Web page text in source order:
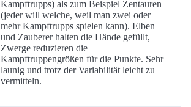
Kampftrupps) als zum Beispiel Zentauren
(jeder will welche, weil man zwei oder
mehr Kampftrupps spielen kann). Elben
und Zauberer halten die Hände gefüllt,
Zwerge reduzieren die
Kampftruppengrößen für die Punkte. Sehr
launig und trotz der Variabilität leicht zu
vermitteln.